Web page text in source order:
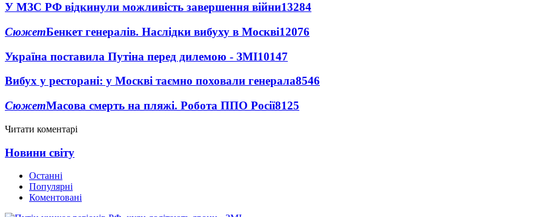
У МЗС РФ відкинули можливість завершення війни13284
СюжетБенкет генералів. Наслідки вибуху в Москві12076
Україна поставила Путіна перед дилемою - ЗМІ10147
Вибух у ресторані: у Москві таємно поховали генерала8546
СюжетМасова смерть на пляжі. Робота ППО Росії8125
Читати коментарі
Новини світу
Останні
Популярні
Коментовані